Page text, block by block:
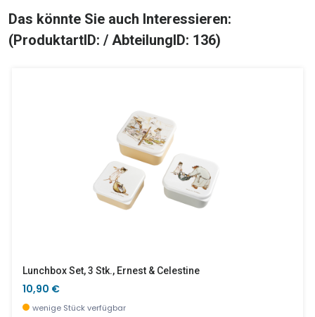
Das könnte Sie auch Interessieren:
(ProduktartID: / AbteilungID: 136)
Lunchbox Set, 3 Stk., Ernest & Celestine
10,90 €
wenige Stück verfügbar